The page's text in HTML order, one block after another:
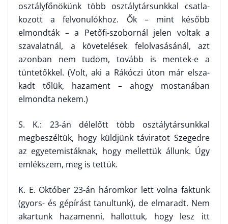
osztályfőnökünk több osztálytársunkkal csatla­
kozott a felvonulókhoz. Ők – mint később
elmondták – a Petőfi-szobornál jelen voltak a
szavalatnál, a követelések felolvasásánál, azt
azonban nem tu­dom, tovább is mentek-e a
tüntetőkkel. (Volt, aki a Rákóczi úton már elsza­
kadt tőlük, hazament – ahogy mostanában
elmondta nekem.)
S. K.: 23-án délelőtt több osztálytársunkkal
megbeszéltük, hogy küld­jünk táviratot Szegedre
az egyetemistáknak, hogy mellettük állunk. Úgy
em­lékszem, meg is tettük.
K. E. Október 23-án háromkor lett volna faktunk
(gyors- és gépírást tanultunk), de elmaradt. Nem
akartunk hazamenni, hallottuk, hogy lesz itt